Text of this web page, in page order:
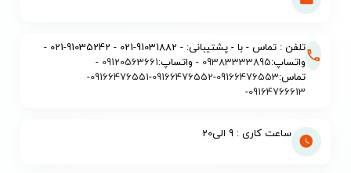
تلفن : تماس - با - پشتیبانی: - 91031882-021 - 91035242-021 -
واتساپ:09383333895 - واتساپ:09120563661
-
تماس:09166476553
-
09166476552
-
09166476551
-
09164766613
-
ساعت کاری : 9 الی20